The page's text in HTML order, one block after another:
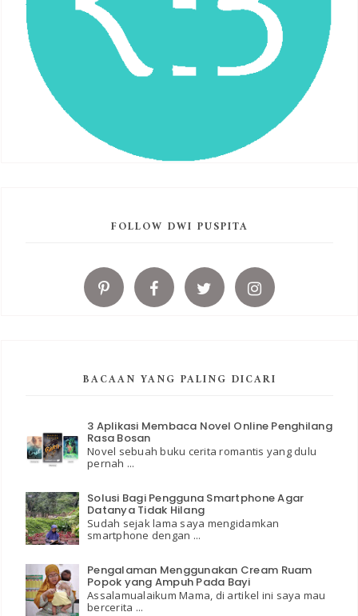
FOLLOW DWI PUSPITA
BACAAN YANG PALING DICARI
3 Aplikasi Membaca Novel Online Penghilang
Rasa Bosan
Novel sebuah buku cerita romantis yang dulu
pernah ...
Solusi Bagi Pengguna Smartphone Agar
Datanya Tidak Hilang
Sudah sejak lama saya mengidamkan
smartphone dengan ...
Pengalaman Menggunakan Cream Ruam
Popok yang Ampuh Pada Bayi
Assalamualaikum Mama, di artikel ini saya mau
bercerita ...